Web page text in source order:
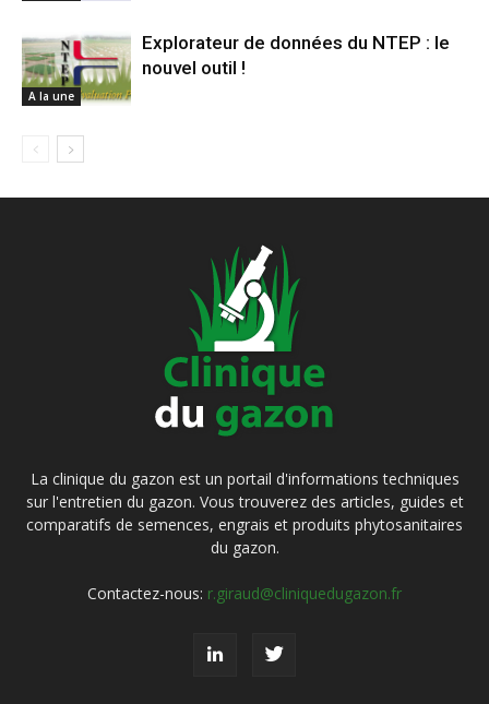
A la une
Explorateur de données du NTEP : le
nouvel outil !
La clinique du gazon est un portail d'informations techniques
sur l'entretien du gazon. Vous trouverez des articles, guides et
comparatifs de semences, engrais et produits phytosanitaires
du gazon.
Contactez-nous: r.giraud@cliniquedugazon.fr